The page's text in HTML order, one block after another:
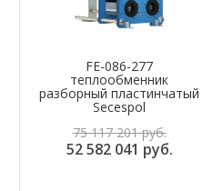
FE-086-277
теплообменник
разборный пластинчатый
Secespol
75 117 201 руб.
52 582 041 руб.